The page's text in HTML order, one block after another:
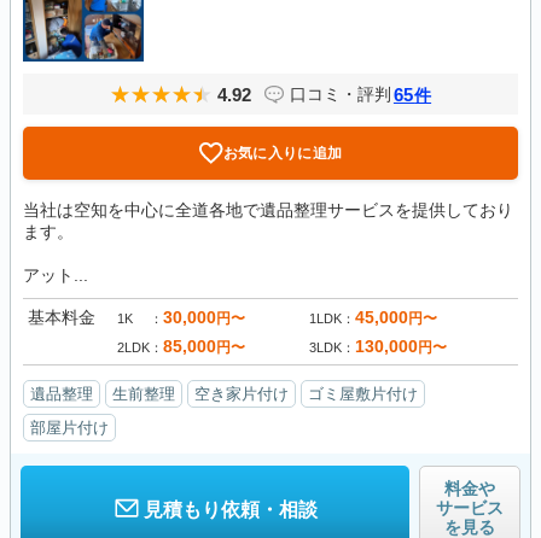
4.92 口コミ・評判 65件
お気に入りに追加
当社は空知を中心に全道各地で遺品整理サービスを提供しており
ます。
アット...
基本料金 1K 30,000円〜 1LDK 45,000円〜
2LDK 85,000円〜 3LDK 130,000円〜
遺品整理 生前整理 空き家片付け
ゴミ屋敷片付け
部屋片付け
見積もり依頼・相談
料金や
サービス
を見る